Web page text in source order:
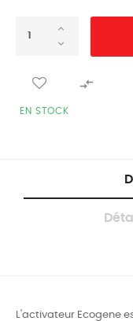

EN STOCK
L'activateur Ecogene